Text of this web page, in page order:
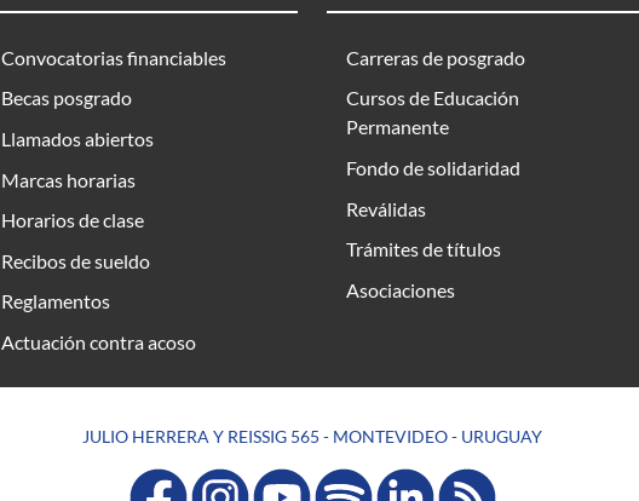
Convocatorias financiables
Becas posgrado
Llamados abiertos
Marcas horarias
Horarios de clase
Recibos de sueldo
Reglamentos
Actuación contra acoso
Carreras de posgrado
Cursos de Educación
Permanente
Fondo de solidaridad
Reválidas
Trámites de títulos
Asociaciones
JULIO HERRERA Y REISSIG 565 - MONTEVIDEO - URUGUAY